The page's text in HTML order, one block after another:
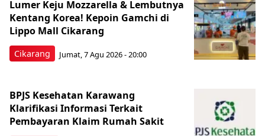
Cikarang
Lumer Keju Mozzarella & Lembutnya
Kentang Korea! Kepoin Gamchi di
Lippo Mall Cikarang
Jumat, 7 Agu 2026 - 20:00
BPJS Kesehatan Karawang
Klarifikasi Informasi Terkait
Pembayaran Klaim Rumah Sakit